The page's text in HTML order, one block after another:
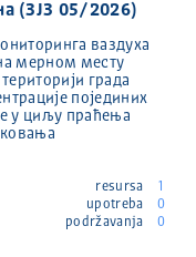
(ЗЈЗ 05/2026)
ваздуха
мерном месту
града
појединих
у циљу праћења
resursa
1
upotreba
0
podržavanja
0